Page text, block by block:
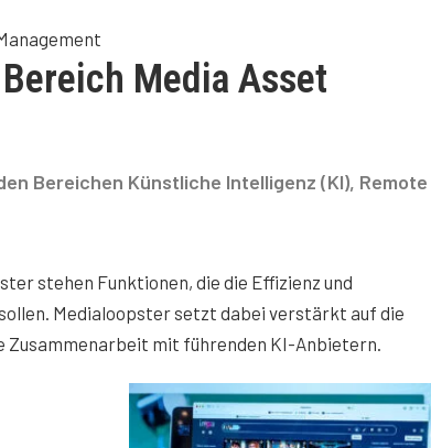
Media Asset
Bereichen Künstliche Intelligenz (KI), Remote
stehen Funktionen, die die Effizienz und
Medialoopster setzt dabei verstärkt auf die
Zusammenarbeit mit führenden KI-Anbietern.